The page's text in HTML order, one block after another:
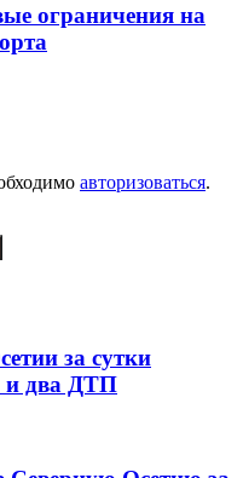
ограничения на
авторизоваться.
за сутки
и два ДТП